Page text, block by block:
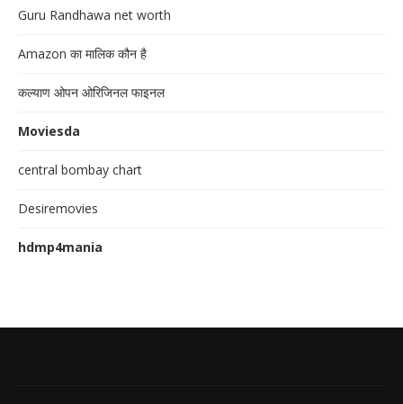
Guru Randhawa net worth
Amazon का मालिक कौन है
कल्याण ओपन ओरिजिनल फाइनल
Moviesda
central bombay chart
Desiremovies
hdmp4mania